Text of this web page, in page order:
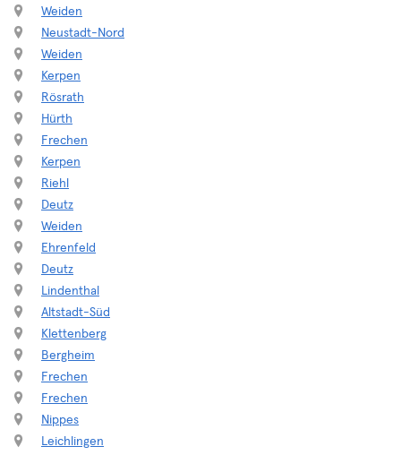
Weiden
Neustadt-Nord
Weiden
Kerpen
Rösrath
Hürth
Frechen
Kerpen
Riehl
Deutz
Weiden
Ehrenfeld
Deutz
Lindenthal
Altstadt-Süd
Klettenberg
Bergheim
Frechen
Frechen
Nippes
Leichlingen